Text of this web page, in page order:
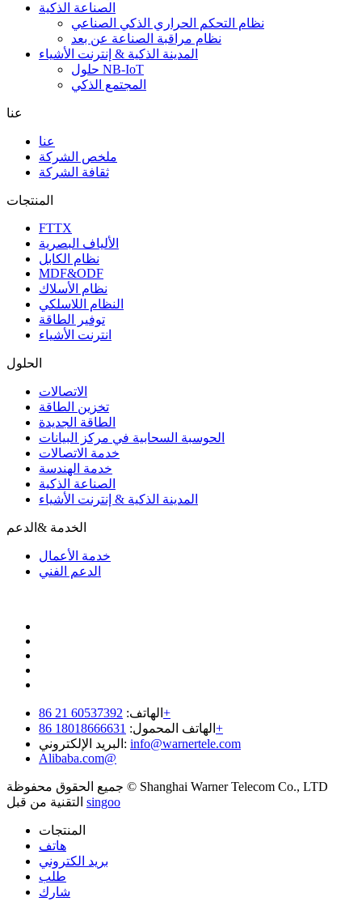
الصناعة الذكية
نظام التحكم الحراري الذكي الصناعي
نظام مراقبة الصناعة عن بعد
المدينة الذكية & إنترنت الأشياء
حلول NB-IoT
المجتمع الذكي
عنا
عنا
ملخص الشركة
ثقافة الشركة
المنتجات
FTTX
الألياف البصرية
نظام الكابل
MDF&ODF
نظام الأسلاك
النظام اللاسلكي
توفير الطاقة
انترنت الأشياء
الحلول
الاتصالات
تخزين الطاقة
الطاقة الجديدة
الحوسبة السحابية في مركز البيانات
خدمة الاتصالات
خدمة الهندسة
الصناعة الذكية
المدينة الذكية & إنترنت الأشياء
الخدمة &الدعم
خدمة الأعمال
الدعم الفني
الهاتف: 60537392 21 86+
الهاتف المحمول: 18018666631 86+
البريد الإلكتروني: info@warnertele.com
Alibaba.com@
جميع الحقوق محفوظة © Shanghai Warner Telecom Co., LTD
singoo
المنتجات
هاتف
بريد الكتروني
طلب
شارك